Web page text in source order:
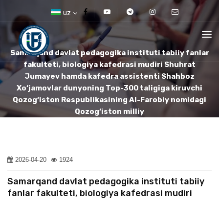
uz
Samarqand davlat pedagogika instituti tabiiy fanlar
fakulteti, biologiya kafedrasi mudiri Shuhrat
Jumayev hamda kafedra assistenti Shahboz
Xo‘jamovlar dunyoning Top-300 taligiga kiruvchi
Qozog‘iston Respublikasining Al-Farobiy nomidagi
Qozog‘iston milliy
2026-04-20 1924
Samarqand davlat pedagogika instituti tabiiy
fanlar fakulteti, biologiya kafedrasi mudiri